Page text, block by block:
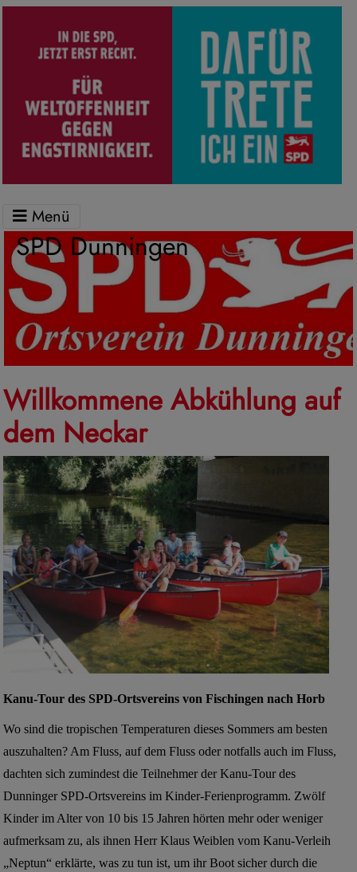
Menü
SPD Dunningen
Willkommene Abkühlung auf
dem Neckar
Kanu-Tour des SPD-Ortsvereins von Fischingen nach Horb
Wo sind die tropischen Temperaturen dieses Sommers am besten
auszuhalten? Am Fluss, auf dem Fluss oder notfalls auch im Fluss,
dachten sich zumindest die Teilnehmer der Kanu-Tour des
Dunninger SPD-Ortsvereins im Kinder-Ferienprogramm. Zwölf
Kinder im Alter von 10 bis 15 Jahren hörten mehr oder weniger
aufmerksam zu, als ihnen Herr Klaus Weiblen vom Kanu-Verleih
„Neptun“ erklärte, was zu tun ist, um ihr Boot sicher durch die